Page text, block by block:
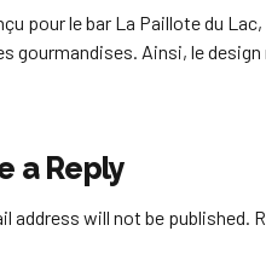
pour le bar La Paillote du
gourmandises. Ainsi, le
a Reply
address will not be published.